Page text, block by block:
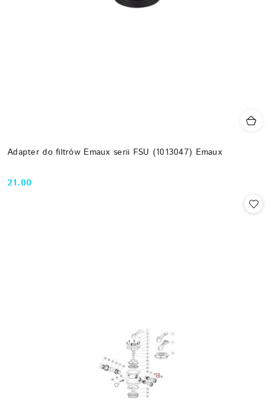
Adapter do filtrów Emaux serii FSU (1013047) Emaux
Cena:
21.00